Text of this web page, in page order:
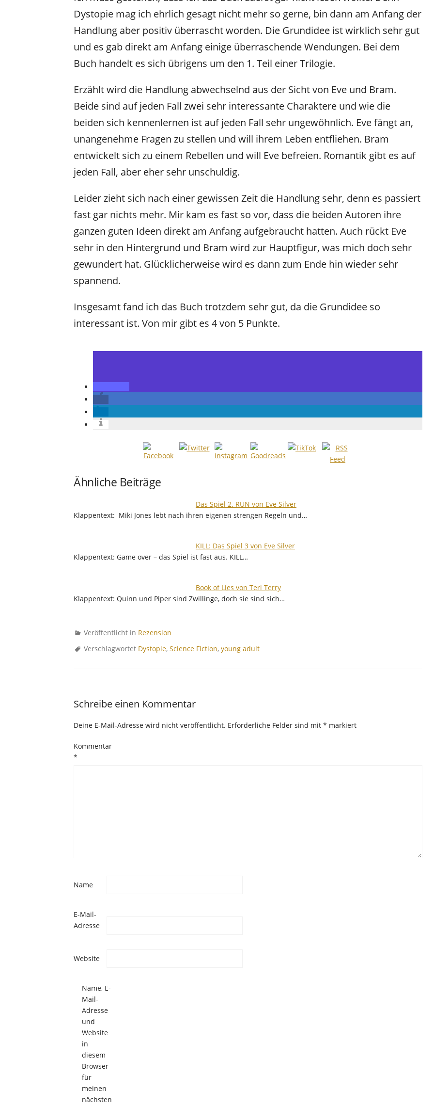
Dystopie mag ich ehrlich gesagt nicht mehr so gerne, bin dann am Anfang der
Handlung aber positiv überrascht worden. Die Grundidee ist wirklich sehr gut
und es gab direkt am Anfang einige überraschende Wendungen. Bei dem
Buch handelt es sich übrigens um den 1. Teil einer Trilogie.
Erzählt wird die Handlung abwechselnd aus der Sicht von Eve und Bram.
Beide sind auf jeden Fall zwei sehr interessante Charaktere und wie die
beiden sich kennenlernen ist auf jeden Fall sehr ungewöhnlich. Eve fängt an,
unangenehme Fragen zu stellen und will ihrem Leben entfliehen. Bram
entwickelt sich zu einem Rebellen und will Eve befreien. Romantik gibt es auf
jeden Fall, aber eher sehr unschuldig.
Leider zieht sich nach einer gewissen Zeit die Handlung sehr, denn es passiert
fast gar nichts mehr. Mir kam es fast so vor, dass die beiden Autoren ihre
ganzen guten Ideen direkt am Anfang aufgebraucht hatten. Auch rückt Eve
sehr in den Hintergrund und Bram wird zur Hauptfigur, was mich doch sehr
gewundert hat. Glücklicherweise wird es dann zum Ende hin wieder sehr
spannend.
Insgesamt fand ich das Buch trotzdem sehr gut, da die Grundidee so
interessant ist. Von mir gibt es 4 von 5 Punkte.
Ähnliche Beiträge
Das Spiel 2. RUN von Eve Silver
Klappentext: Miki Jones lebt nach ihren eigenen strengen Regeln und…
KILL: Das Spiel 3 von Eve Silver
Klappentext: Game over – das Spiel ist fast aus. KILL…
Book of Lies von Teri Terry
Klappentext: Quinn und Piper sind Zwillinge, doch sie sind sich…
Veröffentlicht in Rezension
Verschlagwortet Dystopie, Science Fiction, young adult
Schreibe einen Kommentar
Deine E-Mail-Adresse wird nicht veröffentlicht. Erforderliche Felder sind mit * markiert
Kommentar
*
Name
E-Mail-
Adresse
Website
Name, E-
Mail-
Adresse
und
Website
in
diesem
Browser
für
meinen
nächsten